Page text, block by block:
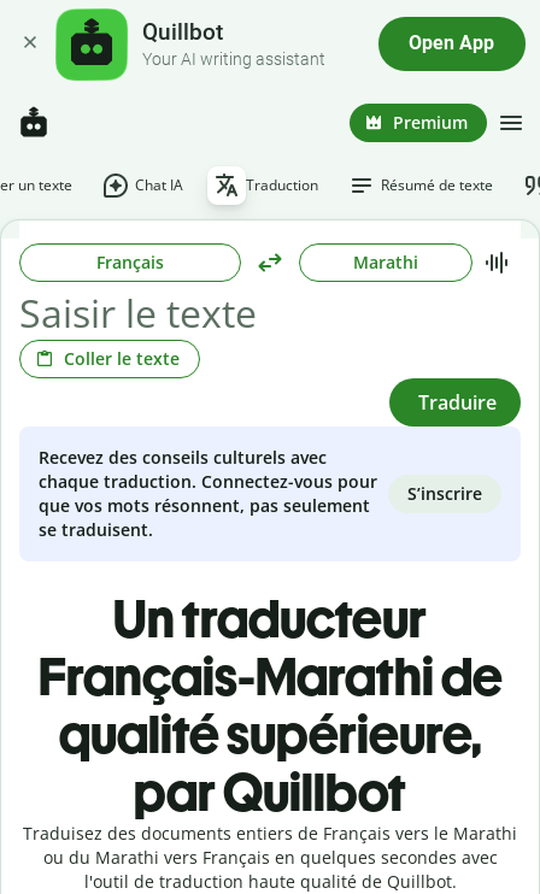
Quillbot
Your AI writing assistant
Open App
Premium
un texte Chat IA Traduction Résumé de texte
Français Marathi
Coller le texte
Traduire
Recevez des conseils culturels avec
chaque traduction. Connectez-vous pour
que vos mots résonnent, pas seulement
se traduisent.
S’inscrire
Un traducteur
Français-Marathi de
qualité supérieure,
par Quillbot
Traduisez des documents entiers de Français vers le Marathi
ou du Marathi vers Français en quelques secondes avec
l'outil de traduction haute qualité de Quillbot.